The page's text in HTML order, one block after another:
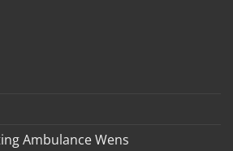
Ambulance Wens